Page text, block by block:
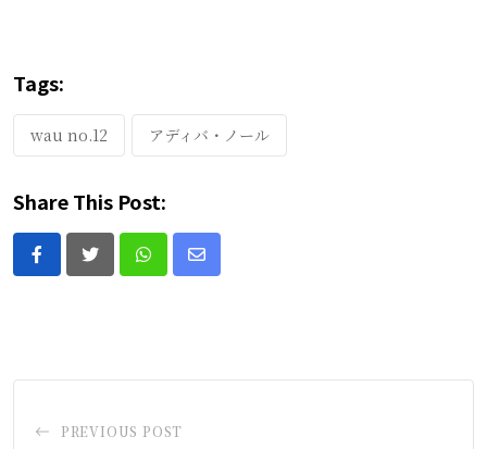
Tags:
wau no.12 アディバ・ノール
Share This Post:
Whatsapp
Share
PREVIOUS POST